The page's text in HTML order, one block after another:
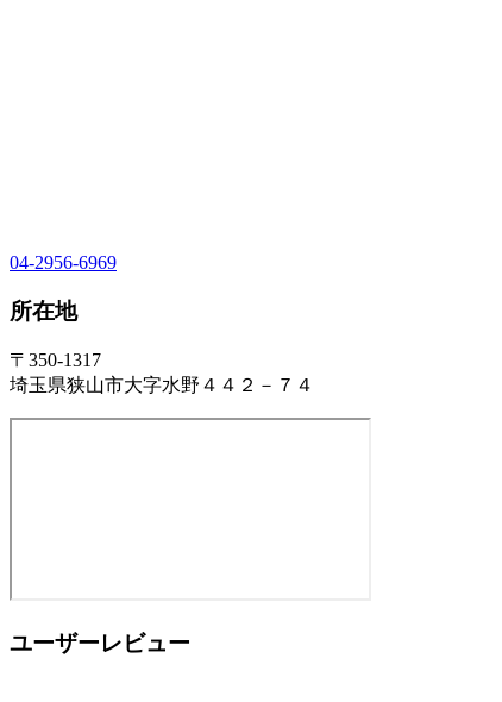
04-2956-6969
所在地
〒350-1317
埼玉県狭山市大字水野４４２－７４
ユーザーレビュー